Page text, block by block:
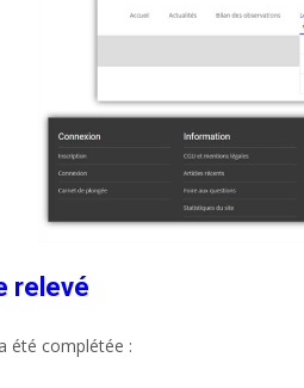
relevé
été complétée :